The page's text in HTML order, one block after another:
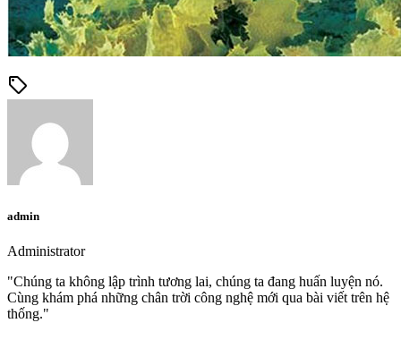
sell
admin
Administrator
"Chúng ta không lập trình tương lai, chúng ta đang huấn luyện nó.
Cùng khám phá những chân trời công nghệ mới qua bài viết trên hệ
thống."